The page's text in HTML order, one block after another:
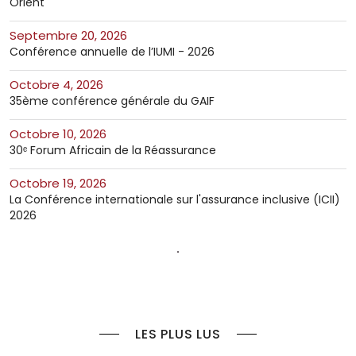
septembre 20, 2026
Conférence annuelle de l’IUMI - 2026
octobre 4, 2026
35ème conférence générale du GAIF
octobre 10, 2026
30ᵉ Forum Africain de la Réassurance
octobre 19, 2026
La Conférence internationale sur l'assurance inclusive (ICII)
2026
LES PLUS LUS